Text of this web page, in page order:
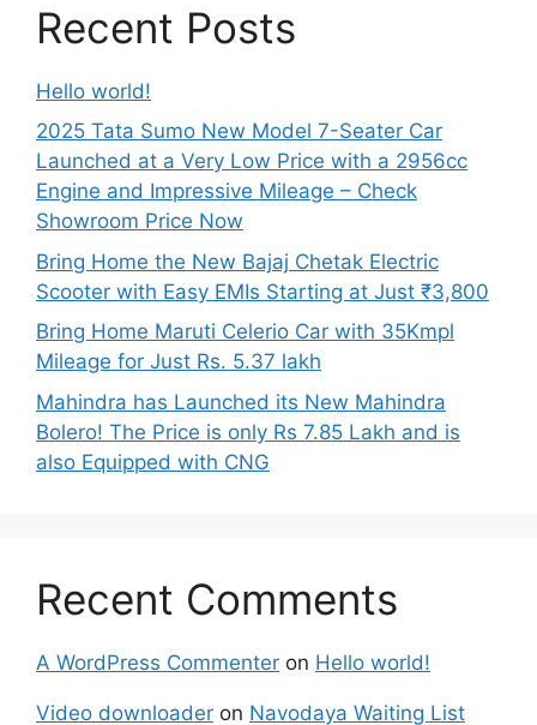
Recent Posts
Hello world!
2025 Tata Sumo New Model 7-Seater Car
Launched at a Very Low Price with a 2956cc
Engine and Impressive Mileage – Check
Showroom Price Now
Bring Home the New Bajaj Chetak Electric
Scooter with Easy EMIs Starting at Just ₹3,800
Bring Home Maruti Celerio Car with 35Kmpl
Mileage for Just Rs. 5.37 lakh
Mahindra has Launched its New Mahindra
Bolero! The Price is only Rs 7.85 Lakh and is
also Equipped with CNG
Recent Comments
A WordPress Commenter on Hello world!
Video downloader on Navodaya Waiting List